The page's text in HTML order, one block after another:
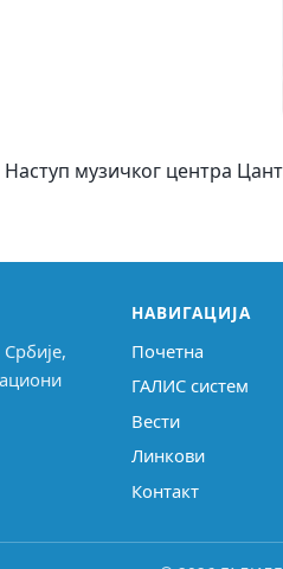
Наступ музичког центра
НАВИГАЦИЈА
Почетна
ГАЛИС систем
Вести
Линкови
Контакт